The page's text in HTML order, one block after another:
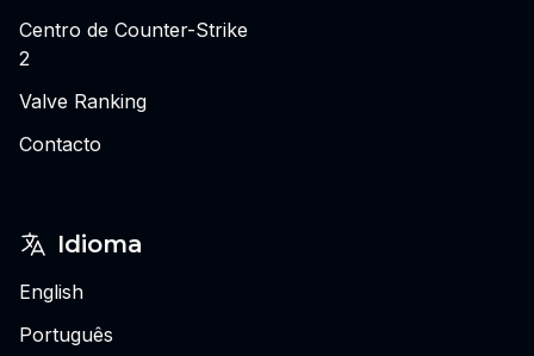
Centro de Counter-Strike
2
Valve Ranking
Contacto
Idioma
English
Português